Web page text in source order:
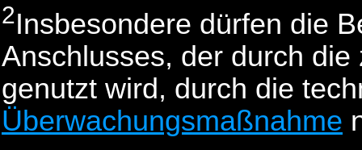
2Insbesondere dürfen die
Anschlusses, der durch
genutzt wird, durch die
Überwachungsmaßnahme